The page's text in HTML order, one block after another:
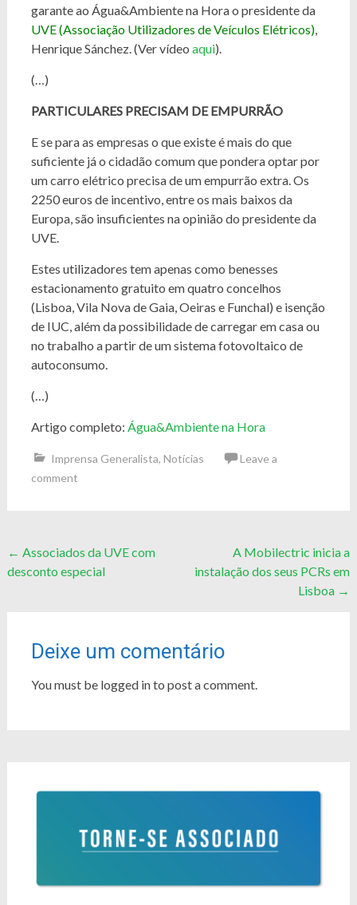
garante ao Água&Ambiente na Hora o presidente da
UVE (Associação Utilizadores de Veículos Elétricos),
Henrique Sánchez. (Ver vídeo aqui).
(…)
PARTICULARES PRECISAM DE EMPURRÃO
E se para as empresas o que existe é mais do que
suficiente já o cidadão comum que pondera optar por
um carro elétrico precisa de um empurrão extra. Os
2250 euros de incentivo, entre os mais baixos da
Europa, são insuficientes na opinião do presidente da
UVE.
Estes utilizadores tem apenas como benesses
estacionamento gratuito em quatro concelhos
(Lisboa, Vila Nova de Gaia, Oeiras e Funchal) e isenção
de IUC, além da possibilidade de carregar em casa ou
no trabalho a partir de um sistema fotovoltaico de
autoconsumo.
(…)
Artigo completo: Água&Ambiente na Hora
Imprensa Generalista, Notícias
Leave a
comment
Post
navigation
← Associados da UVE com
desconto especial
A Mobilectric inicia a
instalação dos seus PCRs em
Lisboa →
Deixe um comentário
You must be logged in to post a comment.